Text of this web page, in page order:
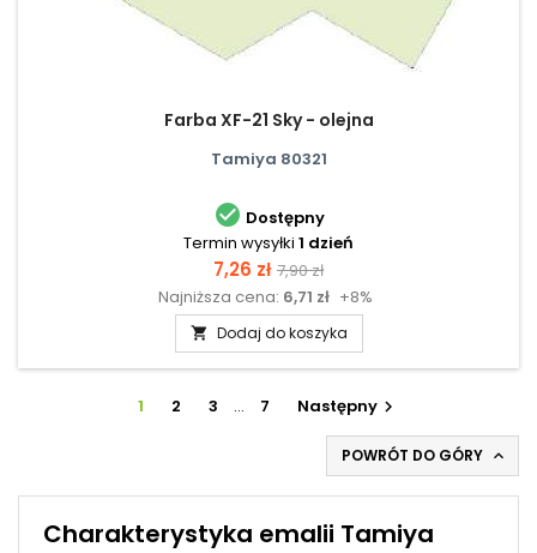
Farba XF-21 Sky - olejna
Tamiya 80321
 Dostępny
Termin wysyłki 1 dzień
Cena
7,26 zł Cena
podstawowa
7,90 zł
Najniższa cena: 6,71 zł +8%
 Dodaj do koszyka
1 2 3 … 7 Następny 
POWRÓT DO GÓRY 
Charakterystyka emalii Tamiya